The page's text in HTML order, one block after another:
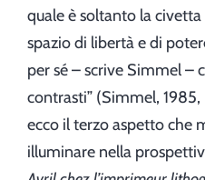
quale è soltanto la
spazio di libertà e di
per sé – scrive Simmel –
contrasti” (Simmel,
ecco il terzo aspetto che
illuminare nella